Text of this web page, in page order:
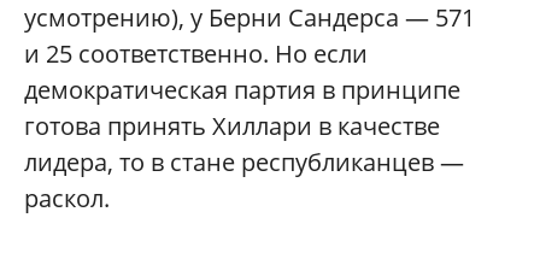
усмотрению), у Берни Сандерса — 571
и 25 соответственно. Но если
демократическая партия в принципе
готова принять Хиллари в качестве
лидера, то в стане республиканцев —
раскол.